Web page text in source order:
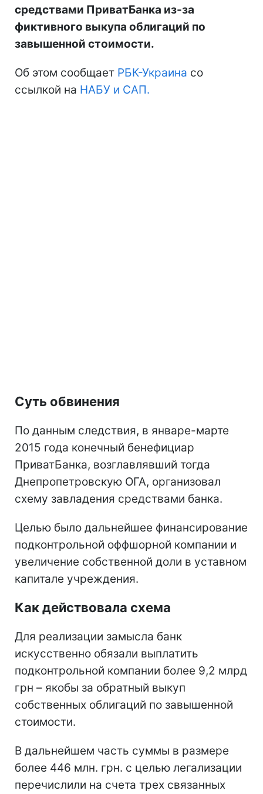
средствами ПриватБанка из-за
фиктивного выкупа облигаций по
завышенной стоимости.
Об этом сообщает РБК-Украина со
ссылкой на НАБУ и САП.
Суть обвинения
По данным следствия, в январе-марте
2015 года конечный бенефициар
ПриватБанка, возглавлявший тогда
Днепропетровскую ОГА, организовал
схему завладения средствами банка.
Целью было дальнейшее финансирование
подконтрольной оффшорной компании и
увеличение собственной доли в уставном
капитале учреждения.
Как действовала схема
Для реализации замысла банк
искусственно обязали выплатить
подконтрольной компании более 9,2 млрд
грн – якобы за обратный выкуп
собственных облигаций по завышенной
стоимости.
В дальнейшем часть суммы в размере
более 446 млн. грн. с целью легализации
перечислили на счета трех связанных